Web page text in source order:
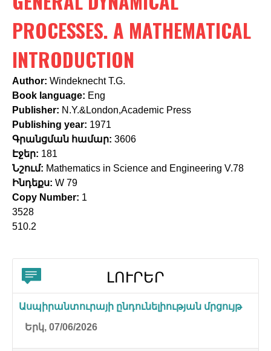
h
f
o
r
m
PROCESSES. A MATHEMATICAL
INTRODUCTION
Author: Windeknecht T.G.
Book language: Eng
Publisher: N.Y.&London,Academic Press
Publishing year: 1971
Գրանցման համար: 3606
Էջեր: 181
Նշում: Mathematics in Science and Engineering V.78
Ինդեքս: W 79
Copy Number: 1
3528
510.2
ԼՈՒՐԵՐ
Ասպիրանտուրայի ընդունելիության մրցույթ
Երկ, 07/06/2026